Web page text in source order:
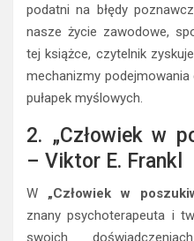
podatni na błędy
nasze życie zawodowe,
tej książce, czytelnik
mechanizmy
pułapek myślowych.
2. „Człowiek w
– Viktor E. Frankl
W „Człowiek w
znany psychoterapeuta i
swoich